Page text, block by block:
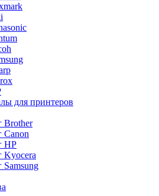
для принтеров
Brother
Canon
HP
Kyocera